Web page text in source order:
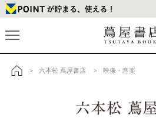
> 六本松 蔦屋書店 > 映像・音楽